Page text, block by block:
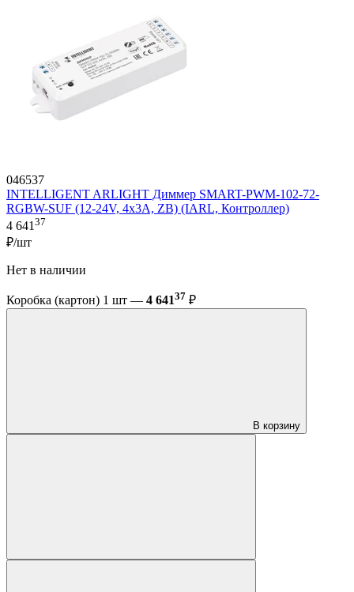
046537
INTELLIGENT ARLIGHT Диммер SMART-PWM-102-72-
RGBW-SUF (12-24V, 4x3A, ZB) (IARL, Контроллер)
4 641 37
₽/шт
Нет в наличии
Коробка (картон) 1 шт — 4 64137 ₽
В корзину